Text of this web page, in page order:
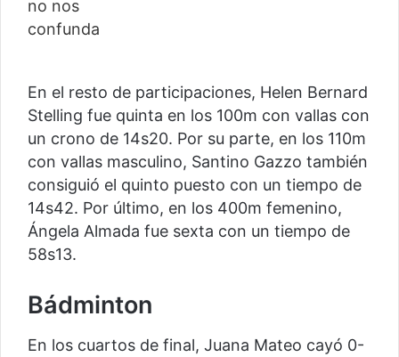
En el resto de participaciones, Helen Bernard
Stelling fue quinta en los 100m con vallas con
un crono de 14s20. Por su parte, en los 110m
con vallas masculino, Santino Gazzo también
consiguió el quinto puesto con un tiempo de
14s42. Por último, en los 400m femenino,
Ángela Almada fue sexta con un tiempo de
58s13.
Bádminton
En los cuartos de final, Juana Mateo cayó 0-